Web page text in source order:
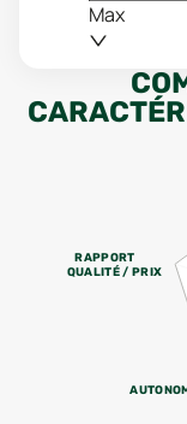
Max
RAPPORT
QUALITÉ / PRIX